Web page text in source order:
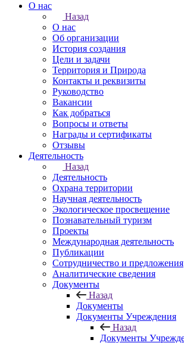
О нас
Назад
О нас
Об организации
История создания
Цели и задачи
Территория и Природа
Контакты и реквизиты
Руководство
Вакансии
Как добраться
Вопросы и ответы
Награды и сертификаты
Отзывы
Деятельность
Назад
Деятельность
Охрана территории
Научная деятельность
Экологическое просвещение
Познавательный туризм
Проекты
Международная деятельность
Публикации
Сотрудничество и предложения
Аналитические сведения
Документы
Назад
Документы
Документы Учреждения
Назад
Документы